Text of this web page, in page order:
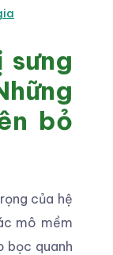
sưng
bỏ
của hệ
mô mềm
bọc quanh